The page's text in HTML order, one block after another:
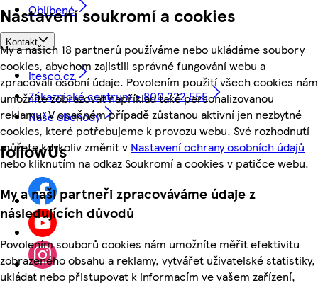
Nastavení soukromí a cookies
My a našich 18 partnerů používáme nebo ukládáme soubory
cookies, abychom zajistili správné fungování webu a
zpracovali osobní údaje. Povolením použití všech cookies nám
umožníte zobrazovat například také personalizovanou
reklamu. V opačném případě zůstanou aktivní jen nezbytné
cookies, které potřebujeme k provozu webu. Své rozhodnutí
můžete kdykoliv změnit v Nastavení ochrany osobních údajů
nebo kliknutím na odkaz Soukromí a cookies v patičce webu.
My a naši partneři zpracováváme údaje z
následujících důvodů
Povolením souborů cookies nám umožníte měřit efektivitu
zobrazeného obsahu a reklamy, vytvářet uživatelské statistiky,
ukládat nebo přistupovat k informacím ve vašem zařízení,
Oblíbené
Kontakt
itesco.cz
Zákaznické centrum - 800 222 555
Naše obchody
followUs